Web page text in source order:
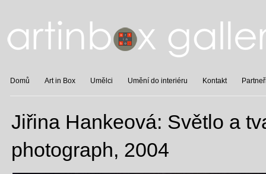
Domů Art in Box Umělci Umění do interiéru Kontakt
Jiřina Hankeová: Světlo a
photograph, 2004